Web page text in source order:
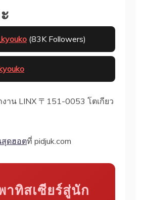
(83K Followers)
าน LINX 〒151-0053 โตเกียว
ดฮอตที่ pidjuk.com
าทิสเซียร์สู่นัก